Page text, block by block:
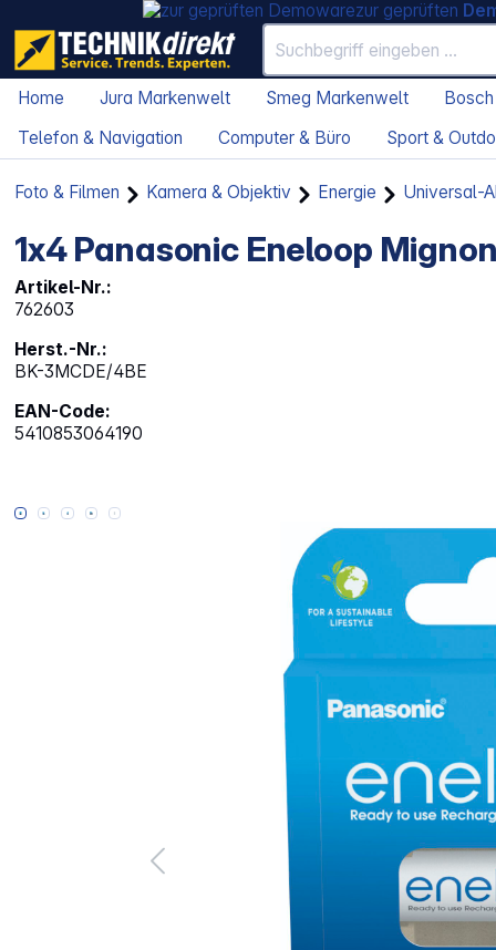
zur geprüften
Home Jura Markenwelt Smeg Markenwelt
Telefon & Navigation
Computer & Büro Sport &
Foto & Filmen Kamera & Objektiv Energie Universal-
1x4 Panasonic Eneloop
Artikel-Nr.:
762603
Herst.-Nr.:
BK-3MCDE/4BE
EAN-Code:
5410853064190
Bildergalerie überspringen